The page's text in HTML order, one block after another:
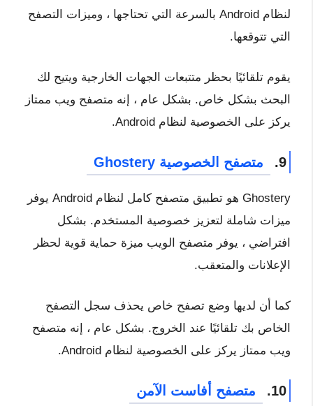
لنظام Android بالسرعة التي تحتاجها ، وميزات التصفح
التي تتوقعها.
يقوم تلقائيًا بحظر متتبعات الجهات الخارجية ويتيح لك
البحث بشكل خاص. بشكل عام ، إنه متصفح ويب ممتاز
يركز على الخصوصية لنظام Android.
9. متصفح الخصوصية Ghostery
Ghostery هو تطبيق متصفح كامل لنظام Android يوفر
ميزات شاملة لتعزيز خصوصية المستخدم. بشكل
افتراضي ، يوفر متصفح الويب ميزة حماية قوية لحظر
الإعلانات والمتعقب.
كما أن لديها وضع تصفح خاص يحذف سجل التصفح
الخاص بك تلقائيًا عند الخروج. بشكل عام ، إنه متصفح
ويب ممتاز يركز على الخصوصية لنظام Android.
10. متصفح أفاست الآمن